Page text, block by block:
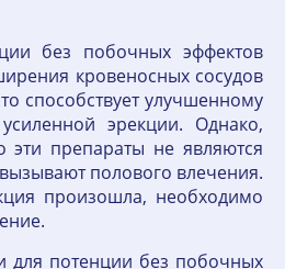
без побочных эффектов
кровеносных сосудов
способствует улучшенному
эрекции. Однако,
эти препараты не являются
полового влечения.
произошла, необходимо
для потенции без побочных